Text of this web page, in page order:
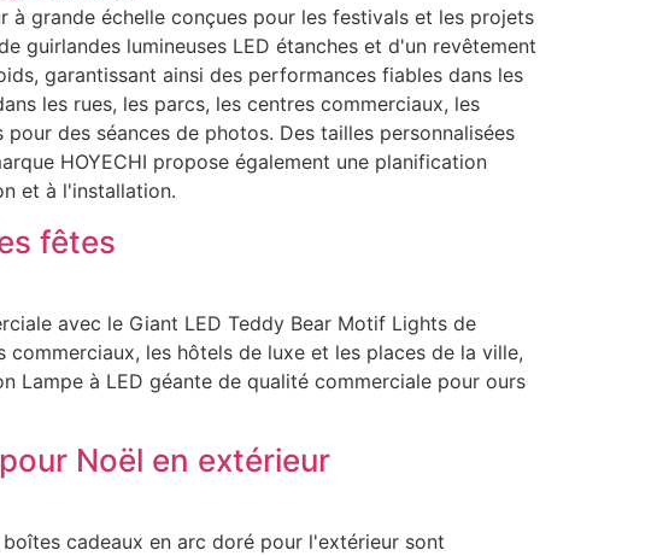
à grande échelle conçues pour les festivals et les projets
guirlandes lumineuses LED étanches et d'un revêtement
garantissant ainsi des performances fiables dans les
les rues, les parcs, les centres commerciaux, les
des séances de photos. Des tailles personnalisées
HOYECHI propose également une planification
et à l'installation.
fêtes
avec le Giant LED Teddy Bear Motif Lights de
les hôtels de luxe et les places de la ville,
Lampe à LED géante de qualité commerciale pour ours
Noël en extérieur
cadeaux en arc doré pour l'extérieur sont